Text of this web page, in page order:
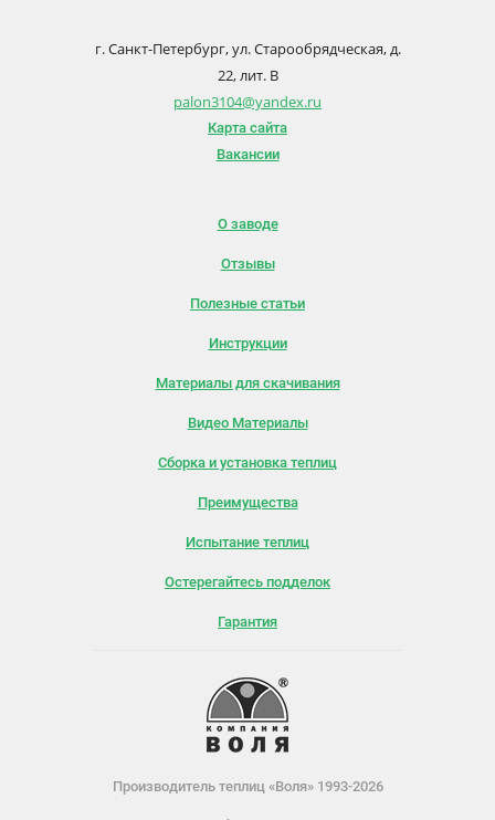
г. Санкт-Петербург, ул. Старообрядческая, д.
22, лит. В
palon3104@yandex.ru
Карта сайта
Вакансии
О заводе
Отзывы
Полезные статьи
Инструкции
Материалы для скачивания
Видео Материалы
Сборка и установка теплиц
Преимущества
Испытание теплиц
Остерегайтесь подделок
Гарантия
Производитель теплиц «Воля» 1993-2026